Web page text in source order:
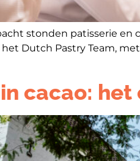
stonden patisserie
Dutch Pastry Team,
cacao: